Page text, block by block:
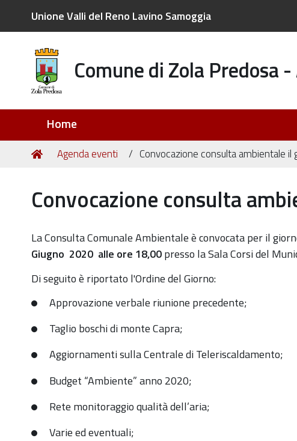
Unione Valli del Reno Lavino Samoggia
Comune di Zola Predosa
Home
Tu
Home
Agenda eventi Convocazione consulta ambientale il
Convocazione consulta
consulta-
ambientale-
io-
11-
giugno
Convocazione
consulta
ambientale
giorno
11
La Consulta Comunale Ambientale è convocata per il
Giugno 2020 alle ore 18,00presso la Sala Corsi del
Di seguito è riportato l'Ordine del Giorno:
Approvazione verbale riunione precedente;
Taglio boschi di monte Capra;
Aggiornamenti sulla Centrale di Teleriscaldamento;
Budget “Ambiente” anno 2020;
Rete monitoraggio qualità dell’aria;
Varie ed eventuali;